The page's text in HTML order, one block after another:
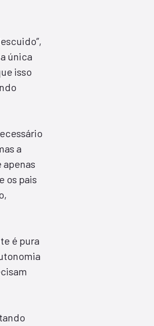
única
isso
a
os pais
é pura